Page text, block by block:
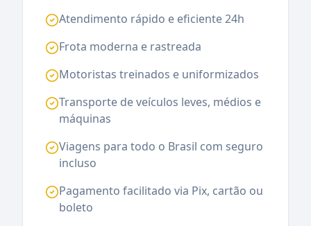
Atendimento rápido e eficiente 24h
Frota moderna e rastreada
Motoristas treinados e uniformizados
Transporte de veículos leves, médios e
máquinas
Viagens para todo o Brasil com seguro
incluso
Pagamento facilitado via Pix, cartão ou
boleto